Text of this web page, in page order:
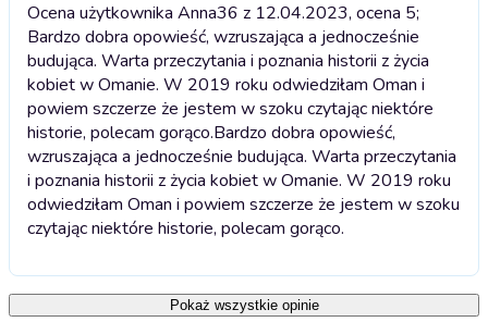
Ocena użytkownika Anna36 z 12.04.2023, ocena 5;
Bardzo dobra opowieść, wzruszająca a jednocześnie
budująca. Warta przeczytania i poznania historii z życia
kobiet w Omanie. W 2019 roku odwiedziłam Oman i
powiem szczerze że jestem w szoku czytając niektóre
historie, polecam gorąco.Bardzo dobra opowieść,
wzruszająca a jednocześnie budująca. Warta przeczytania
i poznania historii z życia kobiet w Omanie. W 2019 roku
odwiedziłam Oman i powiem szczerze że jestem w szoku
czytając niektóre historie, polecam gorąco.
Pokaż wszystkie opinie